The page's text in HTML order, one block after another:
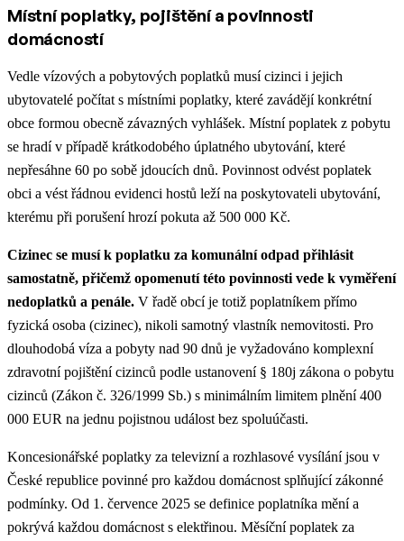
Místní poplatky, pojištění a povinnosti
domácností
Vedle vízových a pobytových poplatků musí cizinci i jejich
ubytovatelé počítat s místními poplatky, které zavádějí konkrétní
obce formou obecně závazných vyhlášek. Místní poplatek z pobytu
se hradí v případě krátkodobého úplatného ubytování, které
nepřesáhne 60 po sobě jdoucích dnů. Povinnost odvést poplatek
obci a vést řádnou evidenci hostů leží na poskytovateli ubytování,
kterému při porušení hrozí pokuta až 500 000 Kč.
Cizinec se musí k poplatku za komunální odpad přihlásit
samostatně, přičemž opomenutí této povinnosti vede k vyměření
nedoplatků a penále. V řadě obcí je totiž poplatníkem přímo
fyzická osoba (cizinec), nikoli samotný vlastník nemovitosti. Pro
dlouhodobá víza a pobyty nad 90 dnů je vyžadováno komplexní
zdravotní pojištění cizinců podle ustanovení § 180j zákona o pobytu
cizinců (Zákon č. 326/1999 Sb.) s minimálním limitem plnění 400
000 EUR na jednu pojistnou událost bez spoluúčasti.
Koncesionářské poplatky za televizní a rozhlasové vysílání jsou v
České republice povinné pro každou domácnost splňující zákonné
podmínky. Od 1. července 2025 se definice poplatníka mění a
pokrývá každou domácnost s elektřinou. Měsíční poplatek za